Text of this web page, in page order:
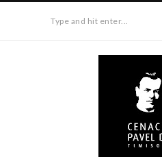
Type and hit enter...